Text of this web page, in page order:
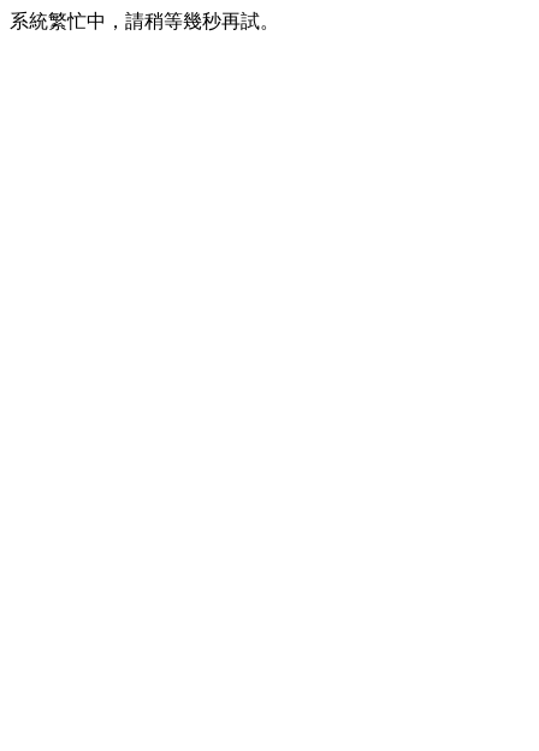
系統繁忙中，請稍等幾秒再試。